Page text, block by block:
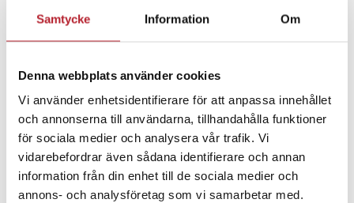
Samtycke Information Om
Denna webbplats använder cookies
Vi använder enhetsidentifierare för att anpassa innehållet
och annonserna till användarna, tillhandahålla funktioner
för sociala medier och analysera vår trafik. Vi
vidarebefordrar även sådana identifierare och annan
information från din enhet till de sociala medier och
annons- och analysföretag som vi samarbetar med.
Anpassningsbara pedaler för personlig körstil
Pedaluppsättningen med två pedaler erbjuder justerbart
pedalavstånd och höjd. Möjlighet finns även att anpassa
pedalernas responskurvor, vilket gör det lättare att hitta en känsla
som passar både körstil och olika typer av racingspel.
Smidig kontroll via MOZA Pit House och app
MOZA Pit House-mjukvaran samlar inställningar, profiler och
Fortsätt att fynda